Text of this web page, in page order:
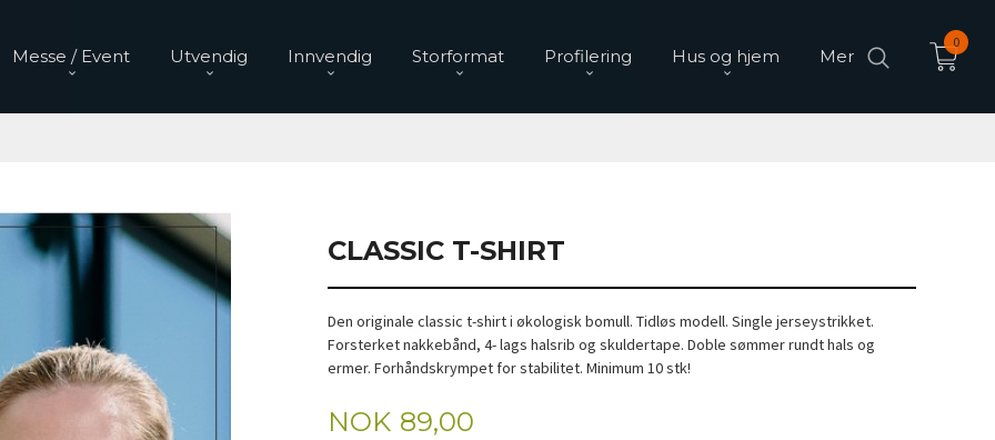
Messe / Event Utvendig Innvendig Storformat Profilering Hus og hjem Mer
0
CLASSIC T-SHIRT
Den originale classic t-shirt i økologisk bomull. Tidløs modell. Single jerseystrikket.
Forsterket nakkebånd, 4- lags halsrib og skuldertape. Doble sømmer rundt hals og
ermer. Forhåndskrympet for stabilitet. Minimum 10 stk!
Pris
NOK 89,00